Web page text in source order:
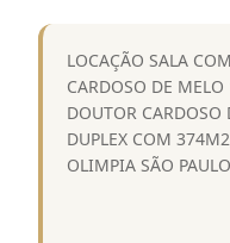
LOCAÇÃO SALA
CARDOSO DE MELO
DOUTOR CARDOSO
DUPLEX COM
OLIMPIA SÃO